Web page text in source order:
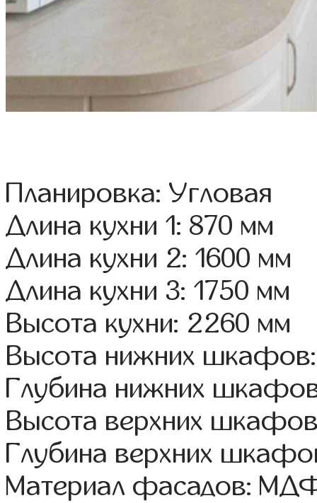
Планировка: Угловая
Длина кухни 1: 870 мм
Длина кухни 2: 1600 мм
Длина кухни 3: 1750 мм
Высота кухни: 2260 мм
Высота нижних
Глубина нижних
Высота верхних
Глубина верхних
Материал фасадов: